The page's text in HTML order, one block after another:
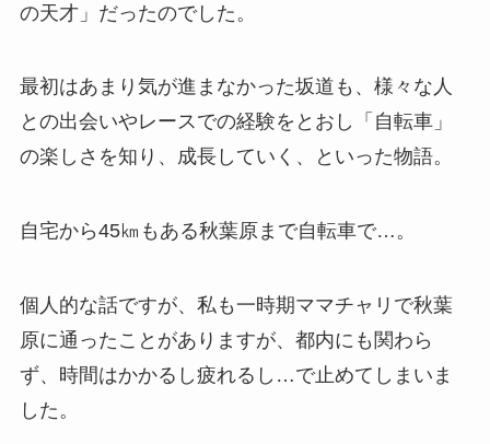
の天才」だったのでした。
最初はあまり気が進まなかった坂道も、様々な人
との出会いやレースでの経験をとおし「自転車」
の楽しさを知り、成長していく、といった物語。
自宅から45㎞もある秋葉原まで自転車で…。
個人的な話ですが、私も一時期ママチャリで秋葉
原に通ったことがありますが、都内にも関わら
ず、時間はかかるし疲れるし…で止めてしまいま
した。